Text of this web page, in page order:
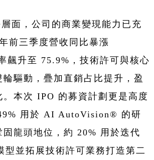
面，公司的商業變現能力已充
前三季度營收同比暴漲
飆升至 75.9%，技術許可與核心
驅動，疊加直銷占比提升，盈
。本次 IPO 的募資計劃更是高度
用於 AI AutoVision® 的研
固龍頭地位，約 20% 用於迭代
並拓展技術許可業務打造第二